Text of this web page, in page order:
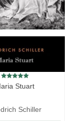
Stuart
Schiller